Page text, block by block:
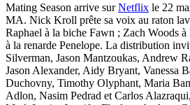
Mating Season arrive surNetflix le 22
MA. Nick Kroll prête sa voix au raton
Raphael à la biche Fawn ; Zach Woods à
à la renarde Penelope. La distribution
Silverman, Jason Mantzoukas, Andrew
Jason Alexander, Aidy Bryant, Vanessa
Duchovny, Timothy Olyphant, Maria
Adlon, Nasim Pedrad et Carlos